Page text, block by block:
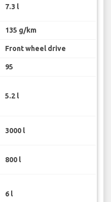
7.3 l
135 g/km
Front wheel drive
95
5.2 l
3000 l
800 l
6 l